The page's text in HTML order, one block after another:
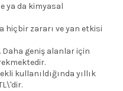
ya da kimyasal
hiçbir zararı ve yan etkisi
Daha geniş alanlar için
kullanıldığında yıllık